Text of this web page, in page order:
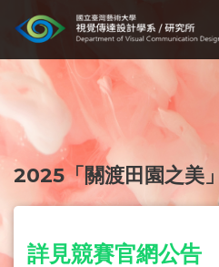
2025「關渡田園之美
詳見競賽官網公告